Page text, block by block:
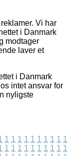
Vi har
i Danmark
modtager
laver et
i Danmark
intet ansvar for
nyligste
1 1 1 1 1 1 1 1 1 1
1 1 1 1 1 1 1 1 1 1